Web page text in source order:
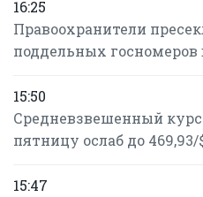
16:25
Правоохранители
поддельных госномеров
15:50
Средневзвешенный курс
пятницу ослаб до 469,93/
15:47